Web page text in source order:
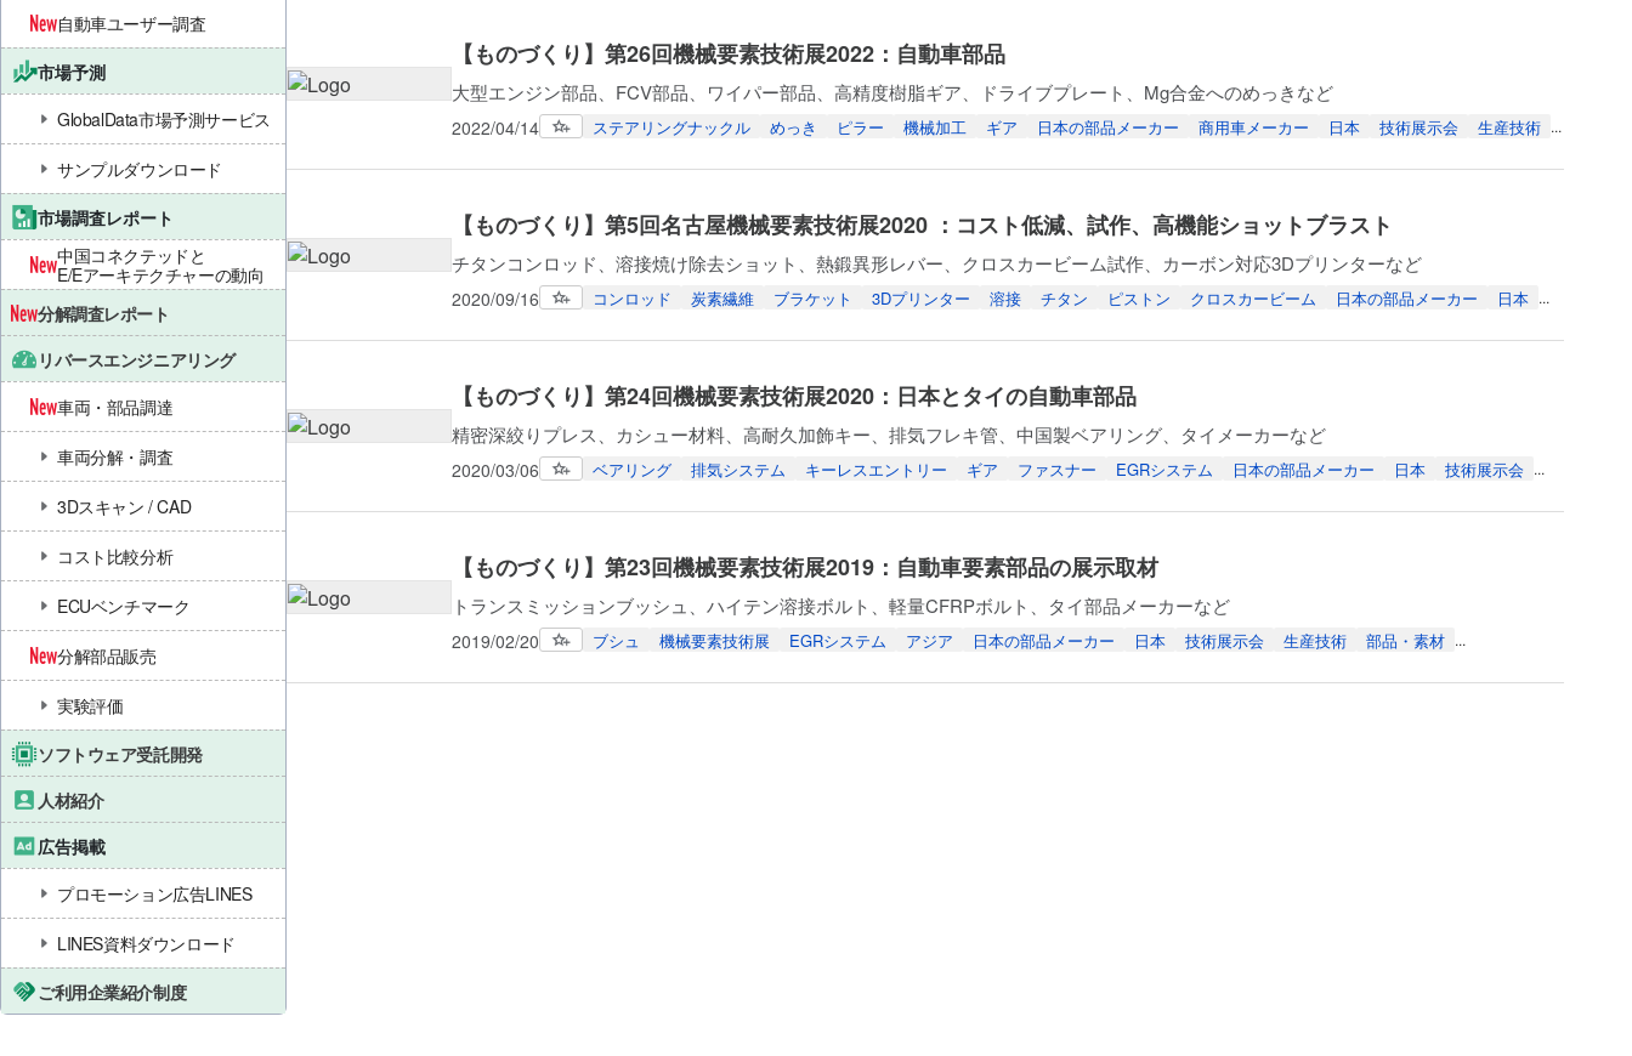
自動車ユーザー調査
市場予測
GlobalData市場予測サービス
サンプルダウンロード
市場調査レポート
中国コネクテッドと
E/Eアーキテクチャーの動向
分解調査レポート
リバースエンジニアリング
車両・部品調達
車両分解・調査
3Dスキャン / CAD
コスト比較分析
ECUベンチマーク
分解部品販売
実験評価
ソフトウェア受託開発
人材紹介
広告掲載
プロモーション広告LINES
LINES資料ダウンロード
ご利用企業紹介制度
【ものづくり】第26回機械要素技術展2022：自動車部品
大型エンジン部品、FCV部品、ワイパー部品、高精度樹脂ギア、ドライブプレート、Mg合金へのめっきなど
2022/04/14 ステアリングナックル めっき ピラー 機械加工 ギア 日本の部品メーカー 商用車メーカー 日本 技術展示会 生産技術 ...
【ものづくり】第5回名古屋機械要素技術展2020 ：コスト低減、試作、高機能ショットブラスト
チタンコンロッド、溶接焼け除去ショット、熱鍛異形レバー、クロスカービーム試作、カーボン対応3Dプリンターなど
2020/09/16 コンロッド 炭素繊維 ブラケット 3Dプリンター 溶接 チタン ピストン クロスカービーム 日本の部品メーカー 日本 ...
【ものづくり】第24回機械要素技術展2020：日本とタイの自動車部品
精密深絞りプレス、カシュー材料、高耐久加飾キー、排気フレキ管、中国製ベアリング、タイメーカーなど
2020/03/06 ベアリング 排気システム キーレスエントリー ギア ファスナー EGRシステム 日本の部品メーカー 日本 技術展示会 ...
【ものづくり】第23回機械要素技術展2019：自動車要素部品の展示取材
トランスミッションブッシュ、ハイテン溶接ボルト、軽量CFRPボルト、タイ部品メーカーなど
2019/02/20 ブシュ 機械要素技術展 EGRシステム アジア 日本の部品メーカー 日本 技術展示会 生産技術 部品・素材 ...